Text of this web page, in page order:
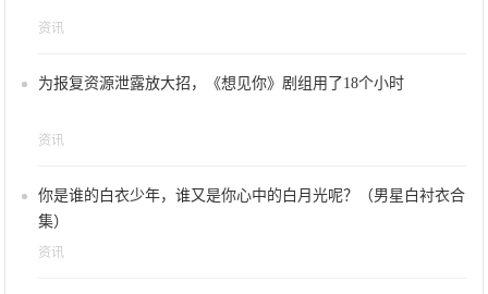
资讯
为报复资源泄露放大招，《想见你》剧组用了18个小时
资讯
你是谁的白衣少年，谁又是你心中的白月光呢？（男星白衬衣合
集）
资讯